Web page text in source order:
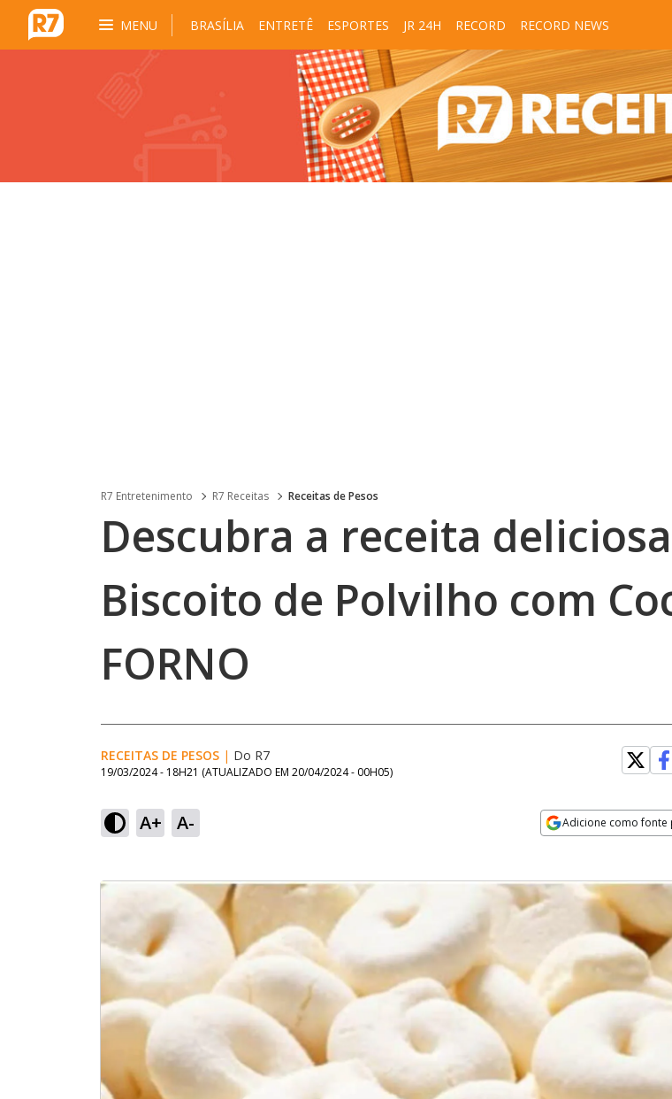
MENU BRASÍLIA ENTRETÊ ESPORTES JR 24H RECORD RECORD NEWS
R7 Entretenimento R7 Receitas Receitas de Pesos
Descubra a receita
Biscoito de Polvilho com
FORNO
RECEITAS DE PESOS | Do R7
19/03/2024 - 18H21 (ATUALIZADO EM 20/04/2024 - 00H05)
A+ A- Adicione como fonte